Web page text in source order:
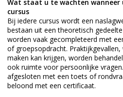
Wat staat u te wachten wanneer
cursus
Bij iedere cursus wordt een
bestaan uit een theoretisch
worden vaak gecompleteerd met
of groepsopdracht.
maken kan krijgen, worden
ook ruimte voor persoonlijke
afgesloten met een toets of
beloond met een certificaat.